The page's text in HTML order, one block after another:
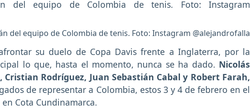
del equipo de Colombia de tenis. Foto: Instagram @alejandrofalla
su duelo de Copa Davis frente a Inglaterra, por la
lo que, hasta el momento, nunca se ha dado. Nicolás
Rodríguez, Juan Sebastián Cabal y Robert Farah,
de representar a Colombia, estos 3 y 4 de febrero en el
Cota Cundinamarca.